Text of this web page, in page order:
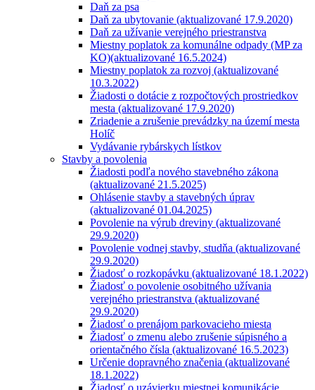
Daň za psa
Daň za ubytovanie (aktualizované 17.9.2020)
Daň za užívanie verejného priestranstva
Miestny poplatok za komunálne odpady (MP za
KO)(aktualizované 16.5.2024)
Miestny poplatok za rozvoj (aktualizované
10.3.2022)
Žiadosti o dotácie z rozpočtových prostriedkov
mesta (aktualizované 17.9.2020)
Zriadenie a zrušenie prevádzky na území mesta
Holíč
Vydávanie rybárskych lístkov
Stavby a povolenia
Žiadosti podľa nového stavebného zákona
(aktualizované 21.5.2025)
Ohlásenie stavby a stavebných úprav
(aktualizované 01.04.2025)
Povolenie na výrub dreviny (aktualizované
29.9.2020)
Povolenie vodnej stavby, studňa (aktualizované
29.9.2020)
Žiadosť o rozkopávku (aktualizované 18.1.2022)
Žiadosť o povolenie osobitného užívania
verejného priestranstva (aktualizované
29.9.2020)
Žiadosť o prenájom parkovacieho miesta
Žiadosť o zmenu alebo zrušenie súpisného a
orientačného čísla (aktualizované 16.5.2023)
Určenie dopravného značenia (aktualizované
18.1.2022)
Žiadosť o uzávierku miestnej komunikácie